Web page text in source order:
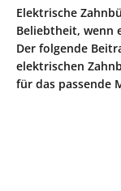
Elektrische
Beliebtheit, wenn
Der folgende
elektrischen
für das passende